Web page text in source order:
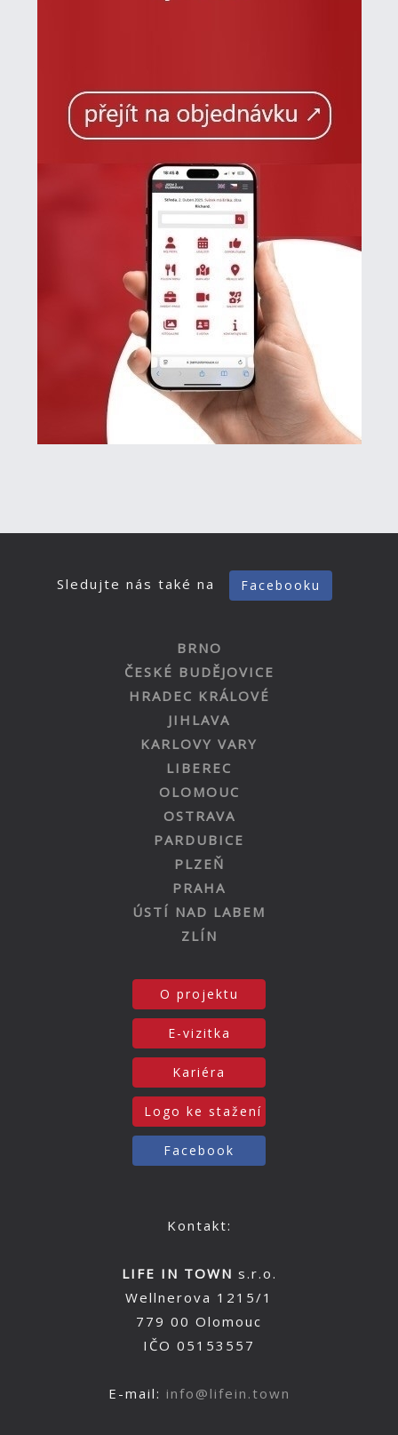
Sledujte nás také na Facebooku
BRNO
ČESKÉ BUDĚJOVICE
HRADEC KRÁLOVÉ
JIHLAVA
KARLOVY VARY
LIBEREC
OLOMOUC
OSTRAVA
PARDUBICE
PLZEŇ
PRAHA
ÚSTÍ NAD LABEM
ZLÍN
O projektu
E-vizitka
Kariéra
Logo ke stažení
Facebook
Kontakt:
LIFE IN TOWN s.r.o.
Wellnerova 1215/1
779 00 Olomouc
IČO 05153557
E-mail: info@lifein.town